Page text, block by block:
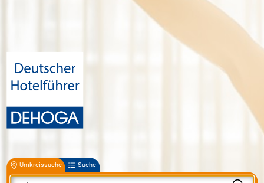
Umkreissuche Suche